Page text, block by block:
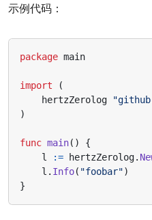
示例代码：
package main
import
(
hertzZerolog
)
func main()
{
l
:= hertzZerolog.
l . Info( "foobar")
}